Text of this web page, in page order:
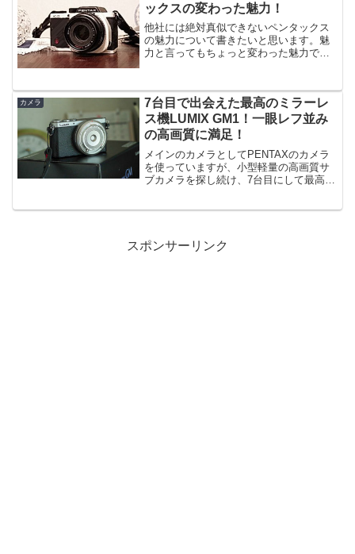
ックスの変わった魅力！
他社には絶対真似できないペンタックス
の魅力について書きたいと思います。魅
力と言ってもちょっと変わった魅力で
が、各社とも「ここに力を入れている」
というコンセプトがあります...
カメラ
7台目で出会えた最高のミラーレ
ス機LUMIX GM1！一眼レフ並み
の高画質に満足！
メインのカメラとしてPENTAXのカメラ
を使っていますが、小型軽量の高画質サ
ブカメラを探し続け、7台目にして最高の
スポンサーリンク